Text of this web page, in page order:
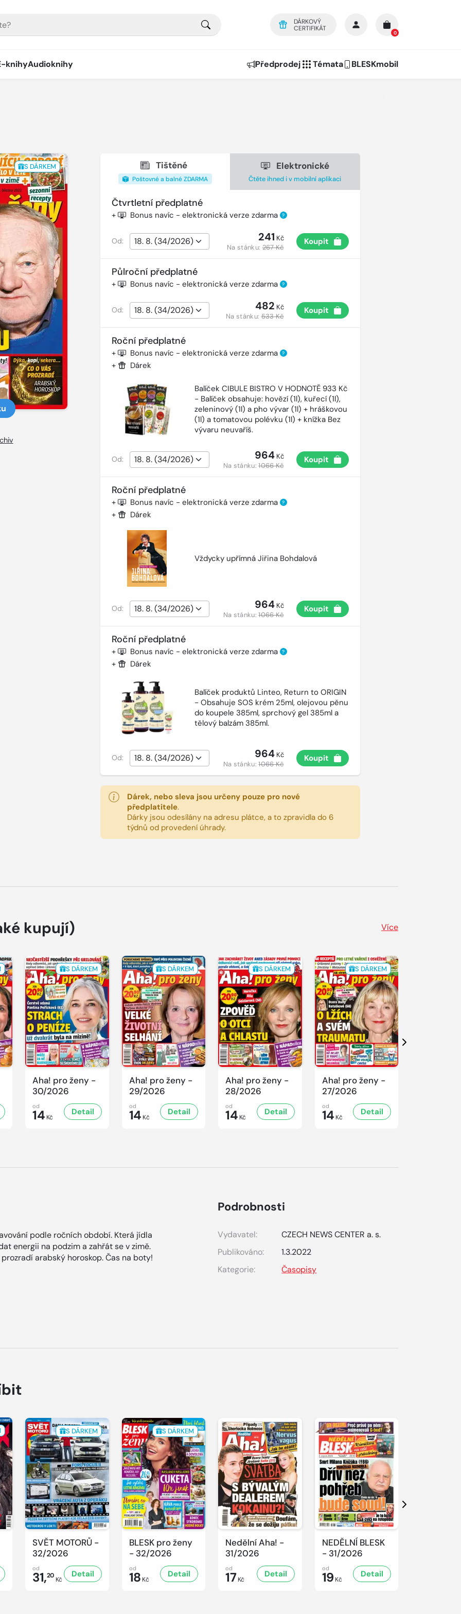
DÁRKOVÝ
CERTIFIKÁT
0
knihyAudioknihy Předprodej Témata BLESKmobil
S DÁRKEM Tištěné
Poštovné a balné ZDARMA
Elektronické
Čtěte ihned i v mobilní aplikaci
Čtvrtletní předplatné
+ Bonus navíc - elektronická verze zdarma ?
Od: 241 Kč
Na stánku:267 Kč
Koupit
Půlroční předplatné
+ Bonus navíc - elektronická verze zdarma ?
Od: 482 Kč
Na stánku:533 Kč
Koupit
Roční předplatné
+ Bonus navíc - elektronická verze zdarma ?
+ Dárek
Balíček CIBULE BISTRO V HODNOTĚ 933 Kč
- Balíček obsahuje: hovězí (1l), kuřecí (1l),
zeleninový (1l) a pho vývar (1l) + hráškovou
(1l) a tomatovou polévku (1l) + knížka Bez
vývaru neuvaříš.
Od: 964Kč
Na stánku:1066 Kč
Koupit
Roční předplatné
+ Bonus navíc - elektronická verze zdarma ?
+ Dárek
Vždycky upřímná Jiřina Bohdalová
Od: 964Kč
Na stánku:1066 Kč
Koupit
Roční předplatné
+ Bonus navíc - elektronická verze zdarma ?
+ Dárek
Balíček produktů Linteo, Return to ORIGIN
- Obsahuje SOS krém 25ml, olejovou pěnu
do koupele 385ml, sprchový gel 385ml a
tělový balzám 385ml.
Od: 964Kč
Na stánku:1066 Kč
Koupit
Dárek, nebo sleva jsou určeny pouze pro nové
předplatitele.
Dárky jsou odesílány na adresu plátce, a to zpravidla do 6
týdnů od provedení úhrady.
kupují) Více
S DÁRKEM
Aha! pro ženy -
30/2026
od
14 Kč
Detail
S DÁRKEM
Aha! pro ženy -
29/2026
od
14 Kč
Detail
S DÁRKEM
Aha! pro ženy -
28/2026
od
14 Kč
Detail
S DÁRKEM
Aha! pro ženy -
27/2026
od
14 Kč
Detail
Další
podle ročních období. Která jídla
energii na podzim a zahřát se v zimě.
arabský horoskop. Čas na boty!
Podrobnosti
Vydavatel:
CZECH NEWS CENTER a. s.
Publikováno:
1.3.2022
Kategorie:
Časopisy
S DÁRKEM
SVĚT MOTORŮ -
32/2026
od
31,20 Kč
Detail
S DÁRKEM
BLESK pro ženy
- 32/2026
od
18 Kč
Detail
Nedělní Aha! -
31/2026
od
17 Kč
Detail
NEDĚLNÍ BLESK
- 31/2026
od
19 Kč
Detail
Další